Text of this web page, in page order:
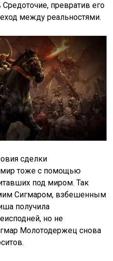
превратив его
между реальностями.
сделки
мир тоже с помощью
под миром. Так
Сигмаром, взбешенным
получила
но не
Молотодержец снова